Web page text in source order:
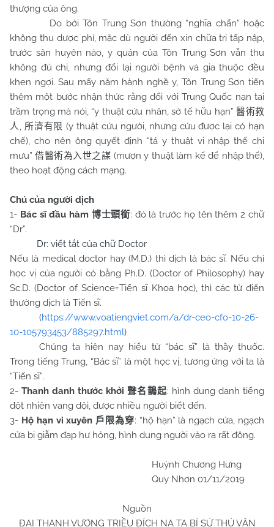
thượng của ông.
Do bởi Tôn Trung Sơn thường “nghĩa chẩn” hoặc
không thu dược phí, mặc dù người đến xin chữa trị tấp nập,
trước sân huyên náo, y quán của Tôn Trung Sơn vẫn thu
không đủ chi, nhưng đổi lại người bệnh và gia thuộc đều
khen ngợi. Sau mấy năm hành nghề y, Tôn Trung Sơn tiến
thêm một bước nhận thức rằng đối với Trung Quốc nạn tai
trầm trọng mà nói, “y thuật cứu nhân, sở tế hữu hạn” 醫術救
人 , 所濟有限 (y thuật cứu người, nhưng cứu được lại có hạn
chế), cho nên ông quyết định “tá y thuật vi nhập thế chi
mưu”借醫術為入世之謀 (mượn y thuật làm kế để nhập thế),
theo hoạt động cách mạng.
Chú của người dịch
1- Bác sĩ đầu hàm 博士頭銜: đó là trước họ tên thêm 2 chữ
“Dr”.
Dr: viết tắt của chữ Doctor
Nếu là medical doctor hay (M.D.) thì dịch là bác sĩ. Nếu chỉ
học vị của người có bằng Ph.D. (Doctor of Philosophy) hay
Sc.D. (Doctor of Science=Tiến sĩ Khoa học), thì các từ điển
thường dịch là Tiến sĩ.
(https://www.voatiengviet.com/a/dr-ceo-cfo-10-26-
10-105793453/885297.html)
Chúng ta hiện nay hiểu từ “bác sĩ” là thầy thuốc.
Trong tiếng Trung, “Bác sĩ” là một học vị, tương ứng với ta là
“Tiến sĩ”.
2-Thanh danh thước khởi聲名鵲起: hình dung danh tiếng
đột nhiên vang dội, được nhiều người biết đến.
3- Hộ hạn vi xuyên 戶限為穿: “hộ hạn” là ngạch cửa, ngạch
cửa bị giẫm đạp hư hỏng, hình dung người vào ra rất đông.
Huỳnh Chương Hưng
Quy Nhơn 01/11/2019
Nguồn
ĐẠI THANH VƯƠNG TRIỀU ĐÍCH NA TA BÍ SỬ THÚ VĂN